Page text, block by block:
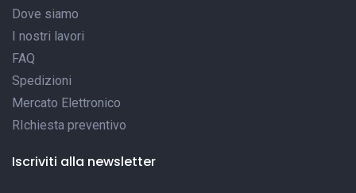
Dove siamo
I nostri lavori
FAQ
Spedizioni
Mercato Elettronico
RIchiesta preventivo
Iscriviti alla newsletter